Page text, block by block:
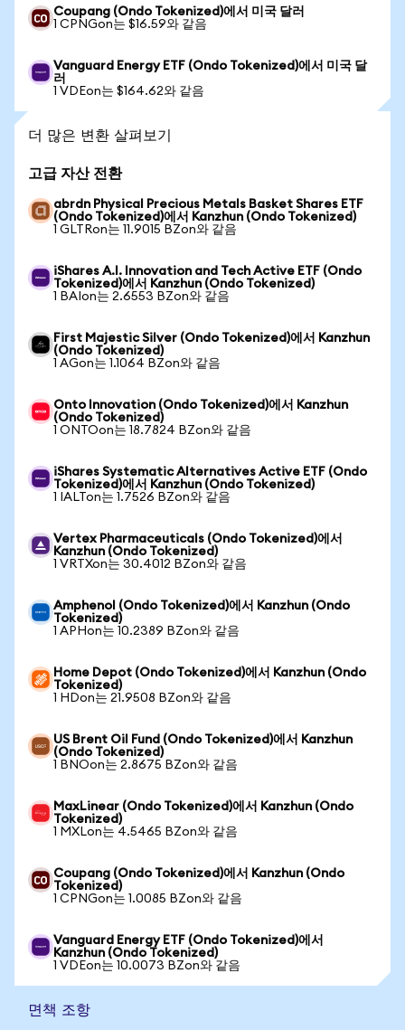
Coupang (Ondo Tokenized)에서 미국 달러
1 CPNGon는 $16.59와 같음
Vanguard Energy ETF (Ondo Tokenized)에서 미국 달
러
1 VDEon는 $164.62와 같음
더 많은 변환 살펴보기
고급 자산 전환
abrdn Physical Precious Metals Basket Shares ETF
(Ondo Tokenized)에서 Kanzhun (Ondo Tokenized)
1 GLTRon는 11.9015 BZon와 같음
iShares A.I. Innovation and Tech Active ETF (Ondo
Tokenized)에서 Kanzhun (Ondo Tokenized)
1 BAIon는 2.6553 BZon와 같음
First Majestic Silver (Ondo Tokenized)에서 Kanzhun
(Ondo Tokenized)
1 AGon는 1.1064 BZon와 같음
Onto Innovation (Ondo Tokenized)에서 Kanzhun
(Ondo Tokenized)
1 ONTOon는 18.7824 BZon와 같음
iShares Systematic Alternatives Active ETF (Ondo
Tokenized)에서 Kanzhun (Ondo Tokenized)
1 IALTon는 1.7526 BZon와 같음
Vertex Pharmaceuticals (Ondo Tokenized)에서
Kanzhun (Ondo Tokenized)
1 VRTXon는 30.4012 BZon와 같음
Amphenol (Ondo Tokenized)에서 Kanzhun (Ondo
Tokenized)
1 APHon는 10.2389 BZon와 같음
Home Depot (Ondo Tokenized)에서 Kanzhun (Ondo
Tokenized)
1 HDon는 21.9508 BZon와 같음
US Brent Oil Fund (Ondo Tokenized)에서 Kanzhun
(Ondo Tokenized)
1 BNOon는 2.8675 BZon와 같음
MaxLinear (Ondo Tokenized)에서 Kanzhun (Ondo
Tokenized)
1 MXLon는 4.5465 BZon와 같음
Coupang (Ondo Tokenized)에서 Kanzhun (Ondo
Tokenized)
1 CPNGon는 1.0085 BZon와 같음
Vanguard Energy ETF (Ondo Tokenized)에서
Kanzhun (Ondo Tokenized)
1 VDEon는 10.0073 BZon와 같음
면책 조항